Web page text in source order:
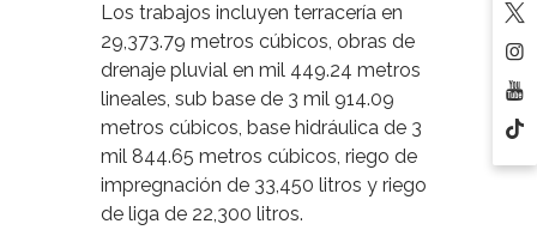
Los trabajos incluyen terracería en
29,373.79 metros cúbicos, obras de
drenaje pluvial en mil 449.24 metros
lineales, sub base de 3 mil 914.09
metros cúbicos, base hidráulica de 3
mil 844.65 metros cúbicos, riego de
impregnación de 33,450 litros y riego
de liga de 22,300 litros.